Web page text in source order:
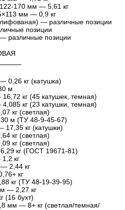
170 мм — 5,61 кг
мм — 0,9 кг
— различные позиции
позиции
позиции
кг (катушка)
м
кг (45 катушек, темная)
кг (23 катушки, темная)
кг (светлая)
м (ТУ 48-9-45-67)
кг (катушки)
кг (светлая)
кг (светлая)
кг (ГОСТ 19671-81)
кг
2,44 кг
кг
кг (ТУ 48-19-39-95)
— 2,27 кг
(16 бухт)
мм — 8+ кг (светлая/темная/